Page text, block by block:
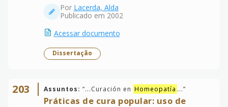
Por Lacerda, Alda
Publicado em 2002
Acessar documento
Dissertação
203 Assuntos: “...Curación en Homeopatía ...”
Práticas de cura popular: uso de